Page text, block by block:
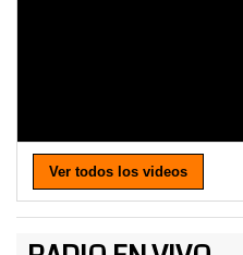
Ver todos los videos